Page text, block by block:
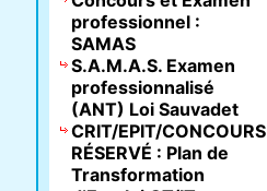
professionnel :
SAMAS
S.A.M.A.S. Examen
professionnalisé
(ANT) Loi Sauvadet
CRIT/EPIT/CONCOURS
RÉSERVÉ : Plan de
Transformation